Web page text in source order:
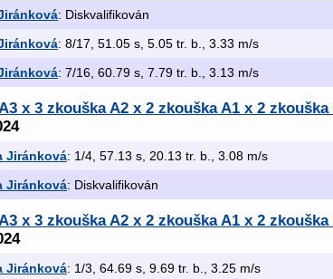
: Diskvalifikován
: 8/17, 51.05 s, 5.05 tr. b., 3.33 m/s
: 7/16, 60.79 s, 7.79 tr. b., 3.13 m/s
x 3 zkouška A2 x 2 zkouška A1 x 2
Jiránková: 1/4, 57.13 s, 20.13 tr. b., 3.08 m/s
Jiránková: Diskvalifikován
x 3 zkouška A2 x 2 zkouška A1 x 2
Jiránková: 1/3, 64.69 s, 9.69 tr. b., 3.25 m/s